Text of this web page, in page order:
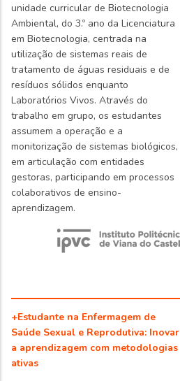
unidade curricular de Biotecnologia
Ambiental, do 3.º ano da Licenciatura
em Biotecnologia, centrada na
utilização de sistemas reais de
tratamento de águas residuais e de
resíduos sólidos enquanto
Laboratórios Vivos. Através do
trabalho em grupo, os estudantes
assumem a operação e a
monitorização de sistemas biológicos,
em articulação com entidades
gestoras, participando em processos
colaborativos de ensino-
aprendizagem.
+Estudante na Enfermagem de
Saúde Sexual e Reprodutiva: Inovar
a aprendizagem com metodologias
ativas